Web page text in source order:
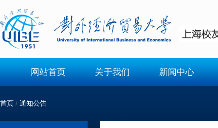
网站首页 关于我们 新闻中心
首页 / 通知公告